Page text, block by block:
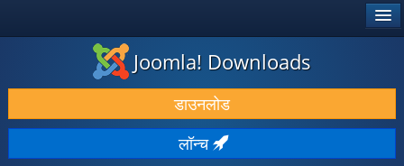
डाउनलोड करें और बढ़ाएं
खोजें और जानें
सामुदायिक समर्थन
Joomla! Downloads
डाउनलोड
लॉन्च